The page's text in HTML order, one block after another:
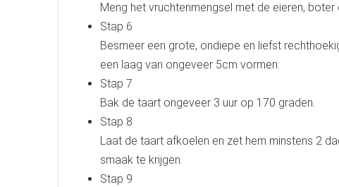
Meng het vruchtenmengsel met de eieren, boter
Stap 6
Besmeer een grote, ondiepe en liefst
een laag van ongeveer 5cm vormen.
Stap 7
Bak de taart ongeveer 3 uur op 170 graden.
Stap 8
Laat de taart afkoelen en zet hem minstens 2
smaak te krijgen.
Stap 9